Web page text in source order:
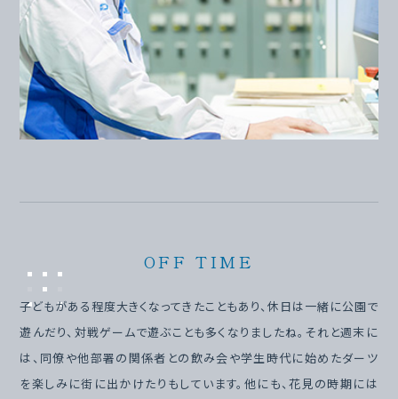
OFF TIME
子どもがある程度大きくなってきたこともあり、休日は一緒に公園で
遊んだり、対戦ゲームで遊ぶことも多くなりましたね。それと週末に
は、同僚や他部署の関係者との飲み会や学生時代に始めたダーツ
を楽しみに街に出かけたりもしています。他にも、花見の時期には